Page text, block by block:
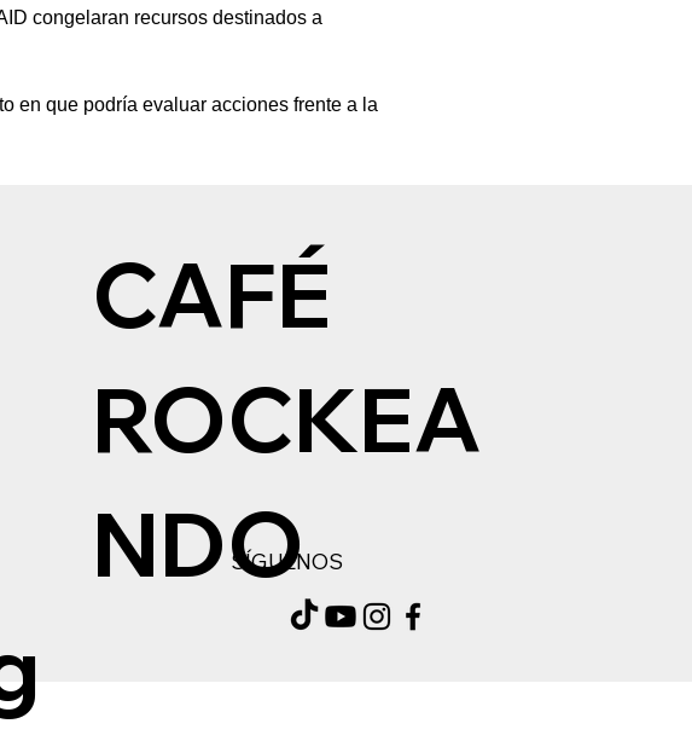
congelaran recursos destinados a
en que podría evaluar acciones frente a la
SÍGUENOS
CAFÉ
ROCKEA
NDO